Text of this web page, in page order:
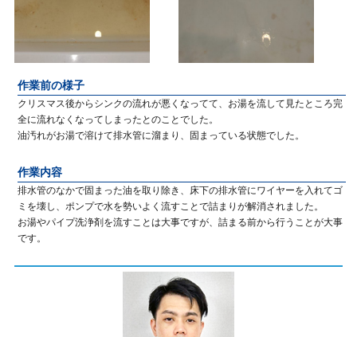
作業前の様子
クリスマス後からシンクの流れが悪くなってて、お湯を流して見たところ完
全に流れなくなってしまったとのことでした。
油汚れがお湯で溶けて排水管に溜まり、固まっている状態でした。
作業内容
排水管のなかで固まった油を取り除き、床下の排水管にワイヤーを入れてゴ
ミを壊し、ポンプで水を勢いよく流すことで詰まりが解消されました。
お湯やパイプ洗浄剤を流すことは大事ですが、詰まる前から行うことが大事
です。